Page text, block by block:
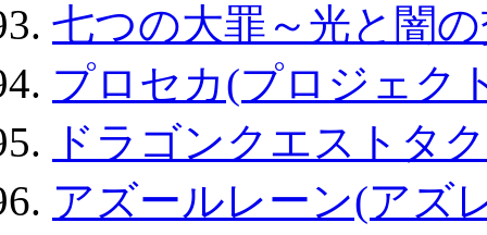
七つの大罪～光と闇
プロセカ(プロジェク
ドラゴンクエストタ
アズールレーン(アズ